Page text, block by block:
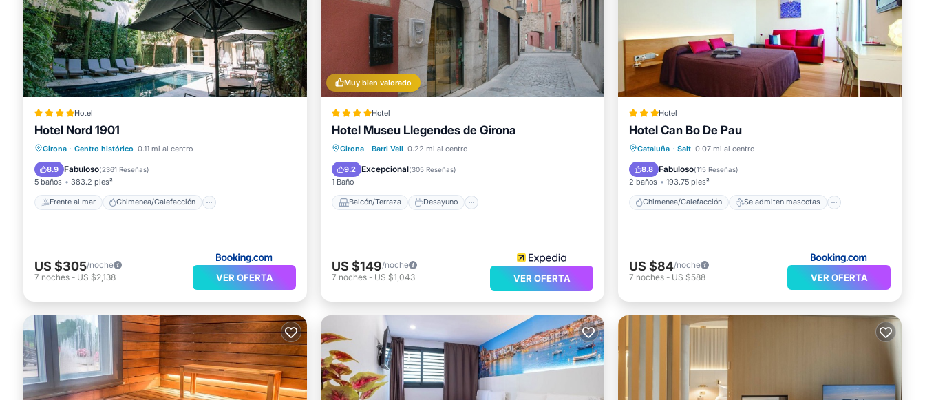
Hotel
Hotel Nord 1901
Girona · Centro histórico 0.11 mi al centro
8.9 Fabuloso(2361 Reseñas)
5 baños 383.2 pies²
Frente al mar Chimenea/Calefacción
Frente al mar
Chimenea/Calefacción
Piscina
Vista al mar
US $305/noche
7 noches - US $2,138 VER OFERTA
Muy bien valorado
Hotel
Hotel Museu Llegendes de Girona
Girona · Barri Vell 0.22 mi al centro
9.2 Excepcional(305 Reseñas)
1 Baño
Balcón/Terraza Desayuno
Balcón/Terraza Desayuno
Aparcamiento
US $149/noche
7 noches - US $1,043 VER OFERTA
Hotel
Hotel Can Bo De Pau
Cataluña · Salt 0.07 mi al centro
8.8 Fabuloso(115 Reseñas)
2 baños 193.75 pies²
Chimenea/Calefacción Se admiten mascotas
Chimenea/Calefacción
Se admiten mascotas
Aire acondicionado
US $84/noche
7 noches - US $588 VER OFERTA